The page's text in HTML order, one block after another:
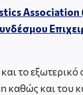
Association
το
και του